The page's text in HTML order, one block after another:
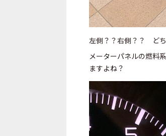
左側？？右側？？ どち
メーターパネルの燃料
ますよね？